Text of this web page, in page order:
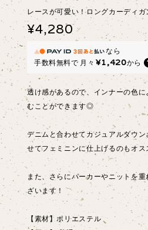
レースが可愛い！ロングカーディ
¥4,280
なら
手数料無料で 月々 ¥1,420から
透け感があるので、インナーの色
むことができます◎
デニムと合わせてカジュアルダウ
せてフェミニンに仕上げるのもオス
また、さらにパーカーやニットを
ざいます！
【素材】ポリエステル